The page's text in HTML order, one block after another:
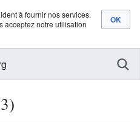
à fournir nos services.
acceptez notre utilisation